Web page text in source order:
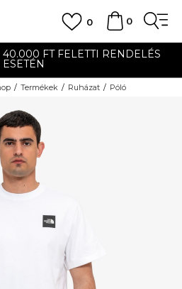
0
0
FT FELETTI RENDELÉS
ESETÉN
Termékek Ruházat Póló